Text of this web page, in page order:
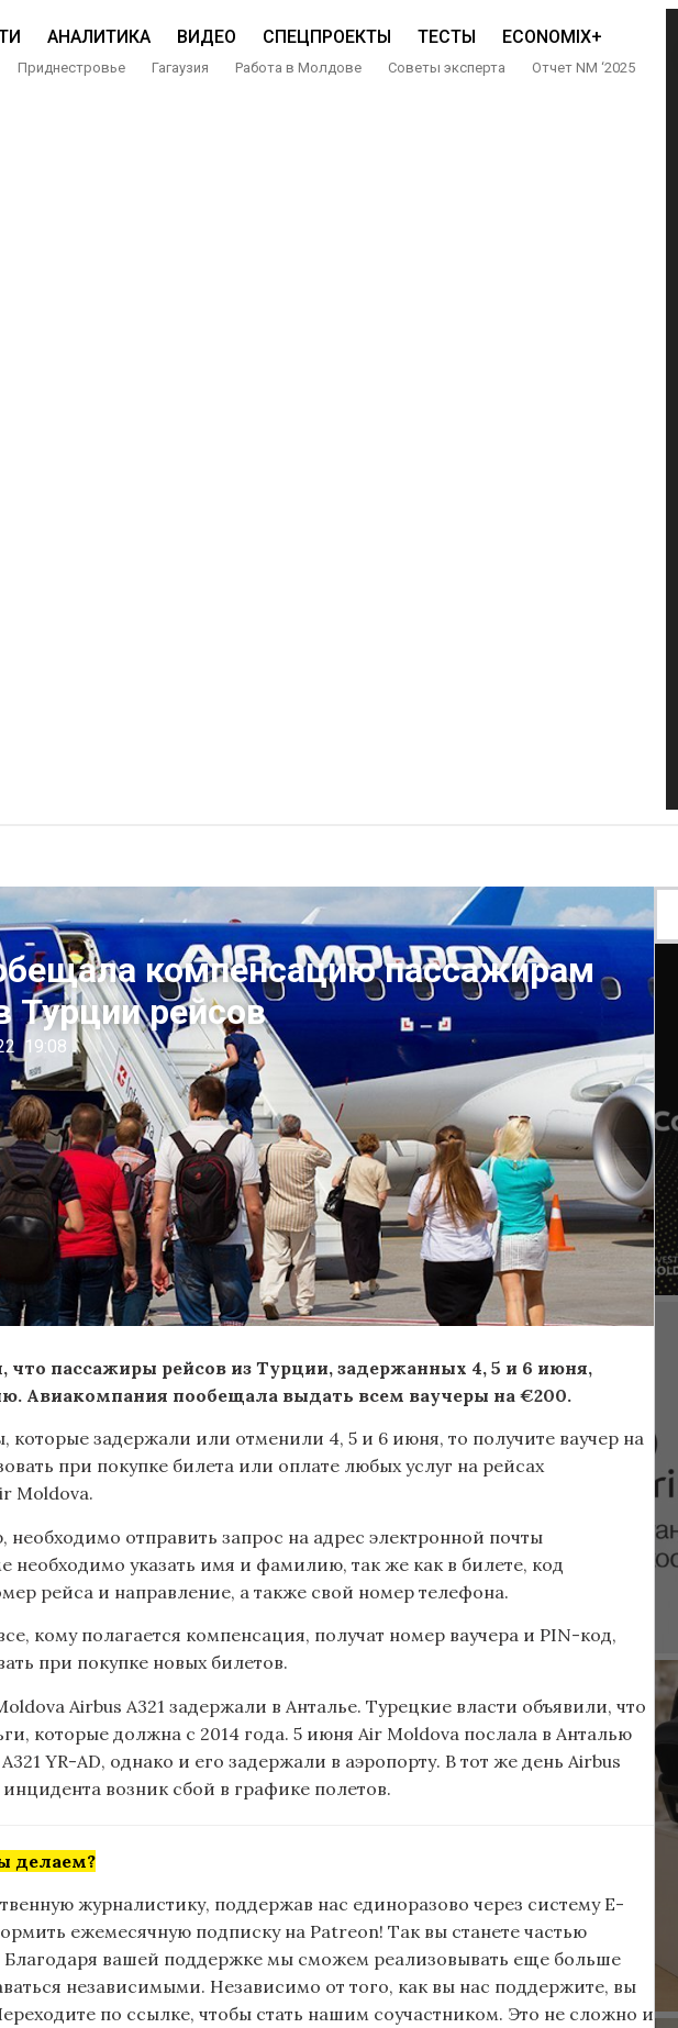
АНАЛИТИКА ВИДЕО СПЕЦПРОЕКТЫ ТЕСТЫ ECONOMIX+
Приднестровье Гагаузия Работа в Молдове Советы эксперта Отчет NM ‘2025
компенсацию пассажирам
рейсов
19:08
пассажиры рейсов из Турции, задержанных 4, 5 и 6 июня,
Авиакомпания пообещала выдать всем ваучеры на €200.
которые задержали или отменили 4, 5 и 6 июня, то получите ваучер на
при покупке билета или оплате любых услуг на рейсах
Moldova.
необходимо отправить запрос на адрес электронной почты
необходимо указать имя и фамилию, так же как в билете, код
рейса и направление, а также свой номер телефона.
кому полагается компенсация, получат номер ваучера и PIN-код,
при покупке новых билетов.
Airbus A321 задержали в Анталье. Турецкие власти объявили, что
которые должна с 2014 года. 5 июня Air Moldova послала в Анталью
YR-AD, однако и его задержали в аэропорту. В тот же день Airbus
возник сбой в графике полетов.
делаем?
журналистику, поддержав нас единоразово через систему E-
ежемесячную подписку на Patreon! Так вы станете частью
вашей поддержке мы сможем реализовывать еще больше
независимыми. Независимо от того, как вы нас поддержите, вы
по ссылке, чтобы стать нашим соучастником. Это не сложно и